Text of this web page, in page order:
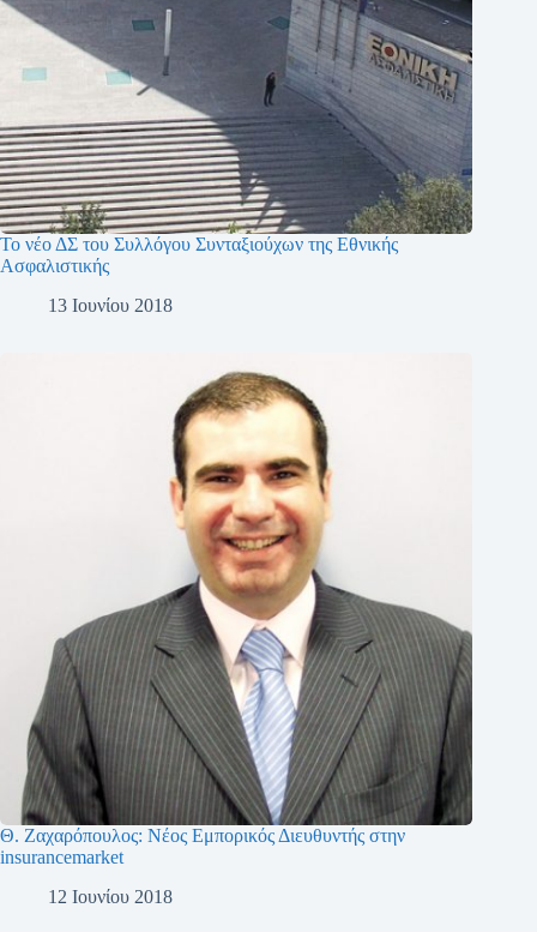
Το νέο ΔΣ του Συλλόγου Συνταξιούχων της Εθνικής
Ασφαλιστικής
13 Ιουνίου 2018
Θ. Ζαχαρόπουλος: Νέος Εμπορικός Διευθυντής στην
insurancemarket
12 Ιουνίου 2018